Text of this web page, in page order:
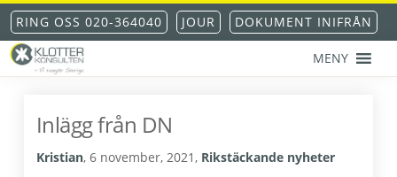
Hoppa
till
huvudnavigering
Hoppa
till
huvudinnehåll
Hoppa
till
det
primära
Hoppa
till
sidfot
RING OSS 020-364040 JOUR DOKUMENT INIFRÅN
klotterskydd
klotterförsäkring
MENY
Inlägg från DN
Kristian, 6 november, 2021, Rikstäckande nyheter